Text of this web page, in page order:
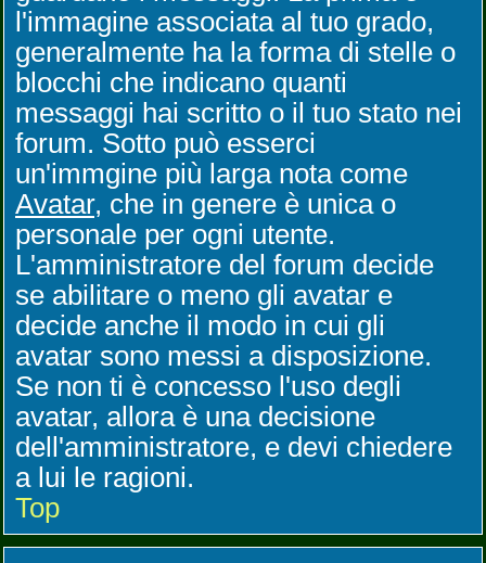
l'immagine associata al tuo grado,
generalmente ha la forma di stelle o
blocchi che indicano quanti
messaggi hai scritto o il tuo stato nei
forum. Sotto può esserci
un'immgine più larga nota come
Avatar, che in genere è unica o
personale per ogni utente.
L'amministratore del forum decide
se abilitare o meno gli avatar e
decide anche il modo in cui gli
avatar sono messi a disposizione.
Se non ti è concesso l'uso degli
avatar, allora è una decisione
dell'amministratore, e devi chiedere
a lui le ragioni.
Top